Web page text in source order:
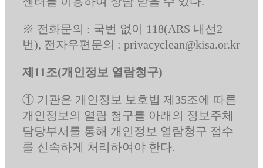
※ 전화문의 : 국번 없이 118(ARS 내선2
번), 전자우편문의 : privacyclean@kisa.or.kr
제11조(개인정보 열람청구)
① 기관은 개인정보 보호법 제35조에 따른
개인정보의 열람 청구를 아래의 정보주체
담당부서를 통해 개인정보 열람청구 접수
를 신속하게 처리하여야 한다.